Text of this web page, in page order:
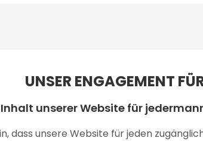
UNSER ENGAGEMENT
unserer Website für
dass unsere Website für jeden